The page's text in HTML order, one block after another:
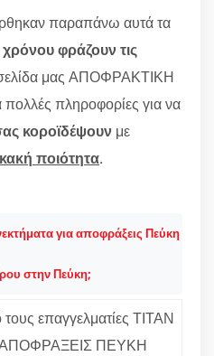
παραπάνω αυτά τα
φράζουν τις
μας ΑΠΟΦΡΑΚΤΙΚΗ
πληροφορίες για να
κοροϊδέψουν με
κακή ποιότητα.
για αποφράξεις Πεύκη
στην Πεύκη;
επαγγελματίες ΤΙΤΑΝ
ΑΠΟΦΡΑΞΕΙΣ ΠΕΥΚΗ